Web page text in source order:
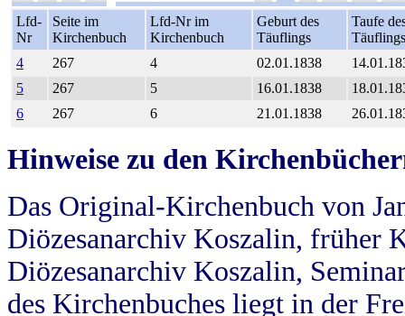
Lfd-
Nr
Seite im
Kirchenbuch
Lfd-Nr im
Kirchenbuch
Geburt des
Täuflings
Taufe
Täuflings
4
267 4 02.01.1838
5
267 5 16.01.1838
6
267 6 21.01.1838
Hinweise zu den
Das Original-Kirchenbuch von
Diözesanarchiv Koszalin, früher
Diözesanarchiv Koszalin,
des Kirchenbuches liegt in der